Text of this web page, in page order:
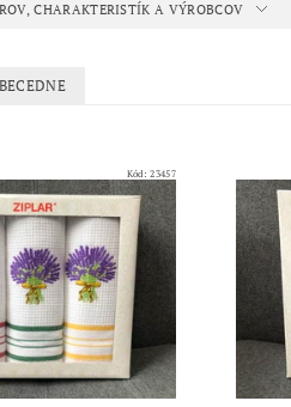
CHARAKTERISTÍK A VÝROBCOV
Kód:23457